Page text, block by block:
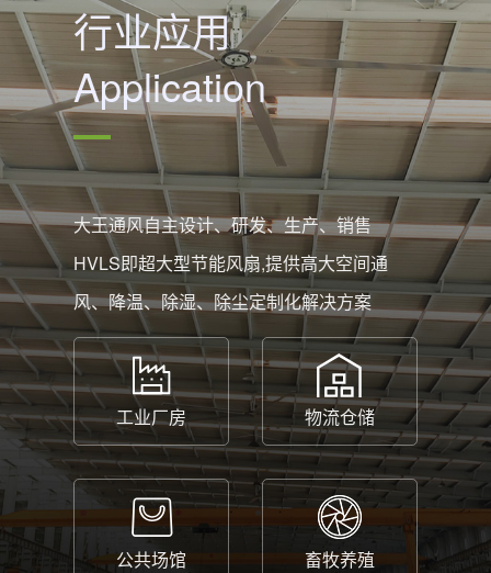
行业应用
Application
大王通风自主设计、研发、生产、销售
HVLS即超大型节能风扇,提供高大空间通
风、降温、除湿、除尘定制化解决方案
工业厂房 物流仓储
公共场馆 畜牧养殖